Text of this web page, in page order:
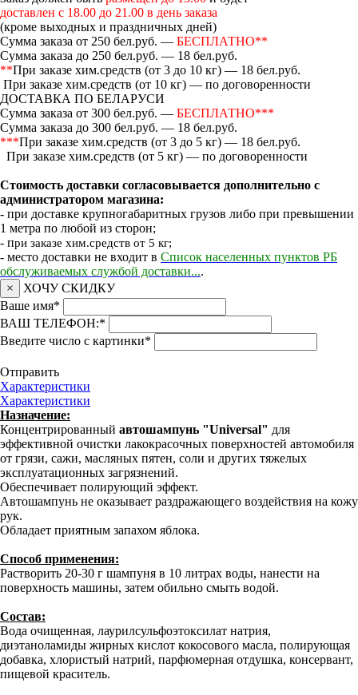
доставлен с 18.00 до 21.00 в день заказа
(кроме выходных и праздничных дней)
Сумма заказа от 250 бел.руб. — БЕСПЛАТНО**
Сумма заказа до 250 бел.руб. — 18 бел.руб.
**При заказе хим.средств (от 3 до 10 кг) — 18 бел.руб.
При заказе хим.средств (от 10 кг) — по договоренности
ДОСТАВКА ПО БЕЛАРУСИ
Сумма заказа от 300 бел.руб. — БЕСПЛАТНО***
Сумма заказа до 300 бел.руб. — 18 бел.руб.
***При заказе хим.средств (от 3 до 5 кг) — 18 бел.руб.
При заказе хим.средств (от 5 кг) — по договоренности
Стоимость доставки согласовывается дополнительно с
администратором магазина:
- при доставке крупногабаритных грузов либо при превышении
1 метра по любой из сторон;
- при заказе хим.средств от 5 кг;
- место доставки не входит в Список населенных пунктов РБ
обслуживаемых службой доставки....
×
ХОЧУ СКИДКУ
Ваше имя*
ВАШ ТЕЛЕФОН:*
Введите число с картинки*
Отправить
Характеристики
Характеристики
Назначение:
Концентрированный автошампунь "Universal" для
эффективной очистки лакокрасочных поверхностей автомобиля
от грязи, сажи, масляных пятен, соли и других тяжелых
эксплуатационных загрязнений.
Обеспечивает полирующий эффект.
Автошампунь не оказывает раздражающего воздействия на кожу
рук.
Обладает приятным запахом яблока.
Способ применения:
Растворить 20-30 г шампуня в 10 литрах воды, нанести на
поверхность машины, затем обильно смыть водой.
Состав:
Вода очищенная, лаурилсульфоэтоксилат натрия,
диэтаноламиды жирных кислот кокосового масла, полирующая
добавка, хлористый натрий, парфюмерная отдушка, консервант,
пищевой краситель.